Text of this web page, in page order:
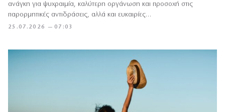
25.07.2026 — 07:03
ανάγκη για ψυχραιμία, καλύτερη οργάνωση και προσοχή στις
παρορμητικές αντιδράσεις, αλλά και ευκαιρίες…